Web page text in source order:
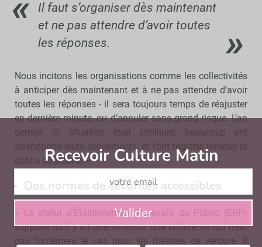
Il faut s’organiser dès maintenant
et ne pas attendre d’avoir toutes
les réponses.
Nous incitons les organisations comme les collectivités
à anticiper dès maintenant et à ne pas attendre d’avoir
toutes les réponses - il sera toujours temps de réajuster
en dernière minute, ou d’annuler sans grand risque. L’an
dernier, la situation était similaire, beaucoup ont
abandonné leurs événements, et l’ont regretté lorsque la
date a approché. »
Des normes de sécurités accessibles
« Le statut d’Établissement Recevant du Public (ERP)
suppose qu’il y ait une enceinte, une clôture, ce qui n’est
pas forcément le cas pour les théâtres de verdure. Il
Recevoir Culture Matin
Valider